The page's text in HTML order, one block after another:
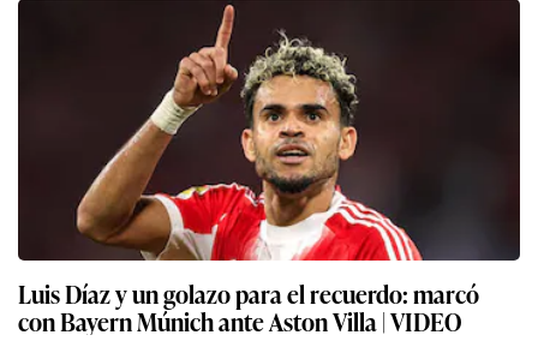
Luis Díaz y un golazo para el recuerdo: marcó
con Bayern Múnich ante Aston Villa | VIDEO